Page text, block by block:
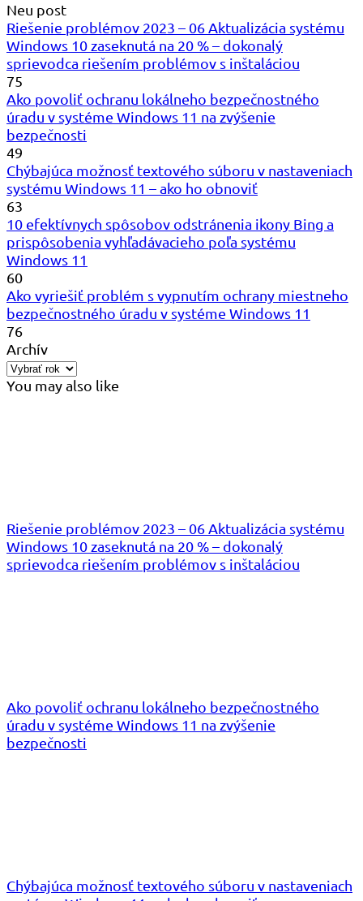
Neu post
Riešenie problémov 2023 – 06 Aktualizácia systému
Windows 10 zaseknutá na 20 % – dokonalý
sprievodca riešením problémov s inštaláciou
75
Ako povoliť ochranu lokálneho bezpečnostného
úradu v systéme Windows 11 na zvýšenie
bezpečnosti
49
Chýbajúca možnosť textového súboru v nastaveniach
systému Windows 11 – ako ho obnoviť
63
10 efektívnych spôsobov odstránenia ikony Bing a
prispôsobenia vyhľadávacieho poľa systému
Windows 11
60
Ako vyriešiť problém s vypnutím ochrany miestneho
bezpečnostného úradu v systéme Windows 11
76
Archív
You may also like
Riešenie problémov 2023 – 06 Aktualizácia systému
Windows 10 zaseknutá na 20 % – dokonalý
sprievodca riešením problémov s inštaláciou
Ako povoliť ochranu lokálneho bezpečnostného
úradu v systéme Windows 11 na zvýšenie
bezpečnosti
Chýbajúca možnosť textového súboru v nastaveniach